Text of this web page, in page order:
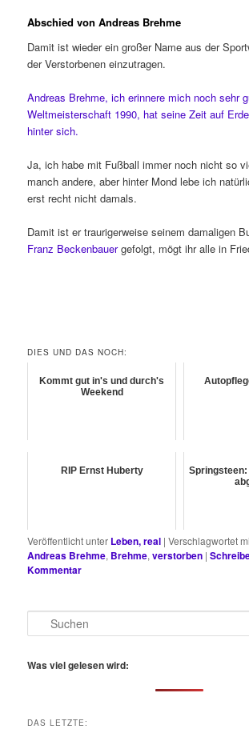
Abschied von Andreas Brehme
Damit ist wieder ein großer Name aus der
der Verstorbenen einzutragen.
Andreas Brehme, ich erinnere mich noch sehr
Weltmeisterschaft 1990, hat seine Zeit auf
hinter sich.
Ja, ich habe mit Fußball immer noch nicht so
manch andere, aber hinter Mond lebe ich
erst recht nicht damals.
Damit ist er traurigerweise seinem damaligen
Franz Beckenbauergefolgt, mögt ihr alle in
DIES UND DAS NOCH:
Kommt gut in's und durch's
Weekend
RIP Ernst Huberty
Veröffentlicht unter Leben, real |Verschlagwortet
Andreas Brehme, Brehme,verstorben |
Kommentar
u
h
Was viel gelesen wird:
DAS LETZTE: